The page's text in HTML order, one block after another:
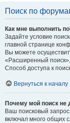
Поиск по
Как мне выполнить
Задайте условие
главной странице
Вы можете
«Расширенный
Способ доступа к
Вернуться к началу
Почему мой поиск не
Ваш поисковый
включал много общих